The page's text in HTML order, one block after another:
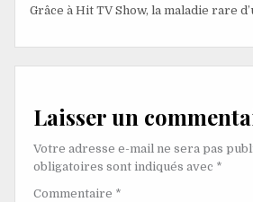
Grâce à Hit TV Show, la maladie rare
Laisser un
Votre adresse e-mail ne sera pas
obligatoires sont indiqués avec *
Commentaire *